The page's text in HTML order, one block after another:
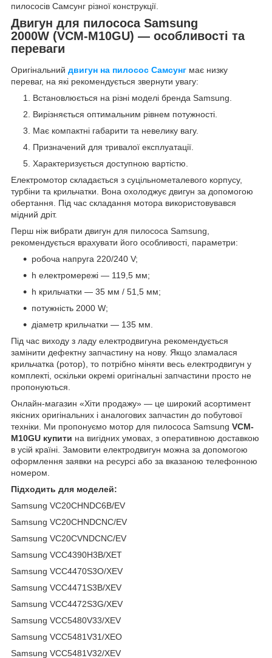
пилососів Самсунг різної конструкції.
Двигун для пилососа Samsung
2000W (VCM-M10GU) — особливості та
переваги
Оригінальний двигун на пилосос Самсунг має низку
переваг, на які рекомендується звернути увагу:
Встановлюється на різні моделі бренда Samsung.
Вирізняється оптимальним рівнем потужності.
Має компактні габарити та невелику вагу.
Призначений для тривалої експлуатації.
Характеризується доступною вартістю.
Електромотор складається з суцільнометалевого корпусу,
турбіни та крильчатки. Вона охолоджує двигун за допомогою
обертання. Під час складання мотора використовувався
мідний дріт.
Перш ніж вибрати двигун для пилососа Samsung,
рекомендується врахувати його особливості, параметри:
робоча напруга 220/240 V;
h електромережі — 119,5 мм;
h крильчатки — 35 мм / 51,5 мм;
потужність 2000 W;
діаметр крильчатки — 135 мм.
Під час виходу з ладу електродвигуна рекомендується
замінити дефектну запчастину на нову. Якщо зламалася
крильчатка (ротор), то потрібно міняти весь електродвигун у
комплекті, оскільки окремі оригінальні запчастини просто не
пропонуються.
Онлайн-магазин «Хіти продажу» — це широкий асортимент
якісних оригінальних і аналогових запчастин до побутової
техніки. Ми пропонуємо мотор для пилососа Samsung VCM-
M10GU купити на вигідних умовах, з оперативною доставкою
в усій країні. Замовити електродвигун можна за допомогою
оформлення заявки на ресурсі або за вказаною телефонною
номером.
Підходить для моделей:
Samsung VC20CHNDC6B/EV
Samsung VC20CHNDCNC/EV
Samsung VC20CVNDCNC/EV
Samsung VCC4390H3B/XET
Samsung VCC4470S3O/XEV
Samsung VCC4471S3B/XEV
Samsung VCC4472S3G/XEV
Samsung VCC5480V33/XEV
Samsung VCC5481V31/XEO
Samsung VCC5481V32/XEV